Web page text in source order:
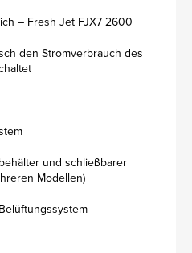
– Fresh Jet FJX7 2600
den Stromverbrauch des
und schließbarer
Modellen)